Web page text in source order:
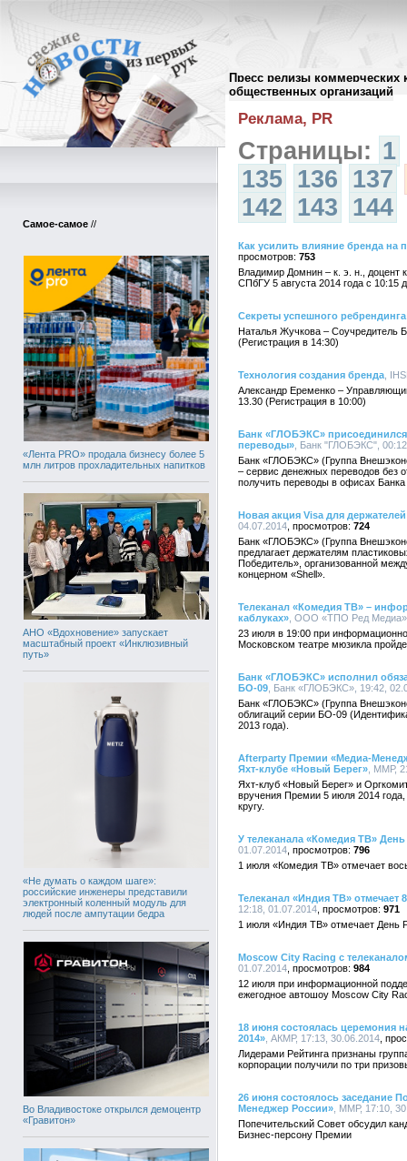
Пресс релизы коммерческих
общественных организаций
Самое-самое //
«Лента PRO» продала бизнесу более 5
млн литров прохладительных напитков
АНО «Вдохновение» запускает
масштабный проект «Инклюзивный
путь»
«Не думать о каждом шаге»:
российские инженеры представили
электронный коленный модуль для
людей после ампутации бедра
Во Владивостоке открылся демоцентр
«Гравитон»
Архив пресс-релизов//
Реклама, PR
Страницы: 1
135 136 137
142 143 144
Как усилить влияние бренда на
753
Владимир Домнин – к. э. н.,
СПбГУ 5 августа 2014 года с 10:15
Секреты успешного ребрендинга
Наталья Жучкова – Соучредитель
(Регистрация в 14:30)
Технология создания бренда ,
Александр Еременко –
13.30 (Регистрация в 10:00)
Банк «ГЛОБЭКС»
переводы» , Банк "ГЛОБЭКС",
Банк «ГЛОБЭКС» (Группа
– сервис денежных переводов без
получить переводы в офисах
Новая акция Visa для
04.07.2014
724
Банк «ГЛОБЭКС» (Группа
предлагает держателям
Победитель», организованной
концерном «Shell».
Телеканал «Комедия ТВ» –
каблуках» , ООО «ТПО Ред
23 июля в 19:00 при
Московском театре мюзикла
Банк «ГЛОБЭКС» исполнил
БО-09 , Банк «ГЛОБЭКС», 19:42,
Банк «ГЛОБЭКС» (Группа
облигаций серии БО-09
2013 года).
Afterparty Премии «Медиа-
Яхт-клубе «Новый Берег» , ММР,
Яхт-клуб «Новый Берег» и
вручения Премии 5 июля 2014
кругу.
У телеканала «Комедия ТВ»
01.07.2014
796
1 июля «Комедия ТВ» отмечает
Телеканал «Индия ТВ» отмечает
12:18, 01.07.2014
971
1 июля «Индия ТВ» отмечает День
Moscow City Racing с
01.07.2014
984
12 июля при информационной
ежегодное автошоу Moscow City
18 июня состоялась церемония
2014» , АКМР, 17:13, 30.06.2014
Лидерами Рейтинга признаны
корпорации получили по три
26 июня состоялось заседание
Менеджер России» , ММР, 17:10,
Попечительский Совет обсудил
Бизнес-персону Премии